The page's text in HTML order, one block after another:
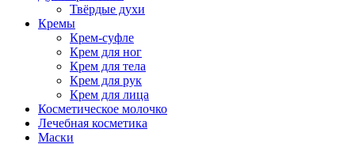
Твёрдые духи
Кремы
Крем-суфле
Крем для ног
Крем для тела
Крем для рук
Крем для лица
Косметическое молочко
Лечебная косметика
Маски